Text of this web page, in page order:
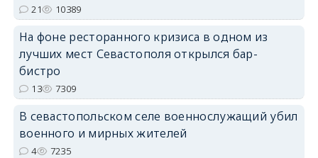
erid: 2SDnjdvhGXG
21 10389
На фоне ресторанного кризиса в одном из
лучших мест Севастополя открылся бар-
бистро
13 7309
В севастопольском селе военнослужащий убил
военного и мирных жителей
4 7235